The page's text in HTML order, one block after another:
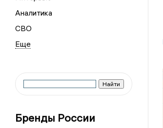
Аналитика
СВО
Бренды России